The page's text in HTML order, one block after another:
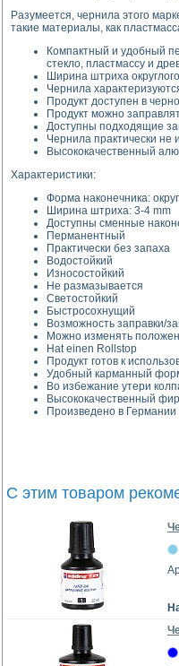
Разумеется, чернила этого
такие материалы, как
Компактный и удобный
стекло, пластмассу и
Ширина штриха
Чернила
Продукт доступен в
Продукт можно
Доступны подходящие
Чернила практически не
Высококачественный
Характеристики:
Форма наконечника:
Ширина штриха: 3-4 mm
Доступны сменные
Перманентный
Практически без запаха
Водостойкий
Износостойкий
Не размазывается
Светостойкий
Быстросохнущий
Возможность заправки/
Можно изменять
Hat einen Rollstop
Продукт готов к
Удобный карманный
Во избежание утери
Высококачественный
Произведено в Германии
С этим товаром